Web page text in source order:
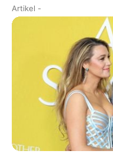
Artikel -